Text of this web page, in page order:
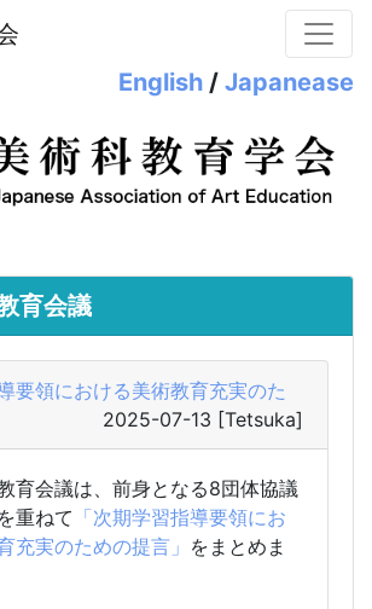
English / Japanease
育会議
要領における美術教育充実のた
2025-07-13 [Tetsuka]
育会議は、前身となる8団体協議
重ねて 「次期学習指導要領にお
充実のための提言」 をまとめま